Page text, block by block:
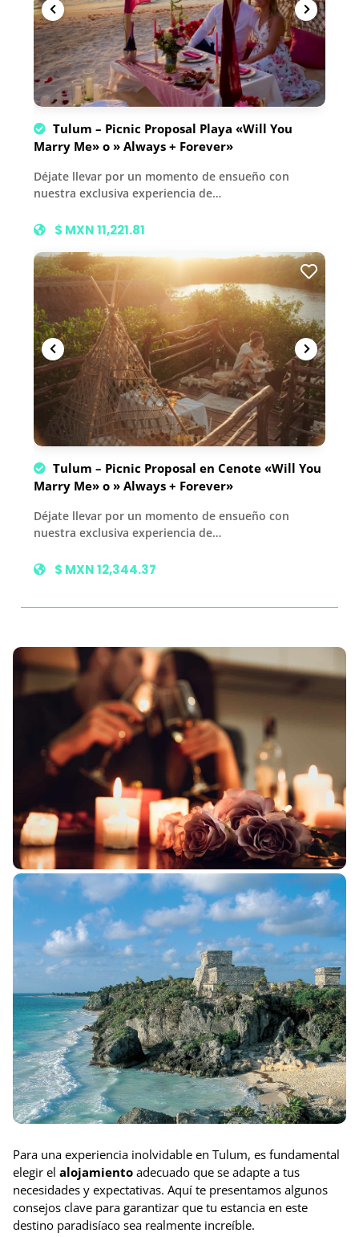
Tulum – Picnic Proposal Playa «Will You
Marry Me» o » Always + Forever»
Déjate llevar por un momento de ensueño con
nuestra exclusiva experiencia de…
$ MXN 11,221.81
Tulum – Picnic Proposal en Cenote «Will You
Marry Me» o » Always + Forever»
Déjate llevar por un momento de ensueño con
nuestra exclusiva experiencia de…
$ MXN 12,344.37
Para una experiencia inolvidable en Tulum, es fundamental
elegir el alojamiento adecuado que se adapte a tus
necesidades y expectativas. Aquí te presentamos algunos
consejos clave para garantizar que tu estancia en este
destino paradisíaco sea realmente increíble.